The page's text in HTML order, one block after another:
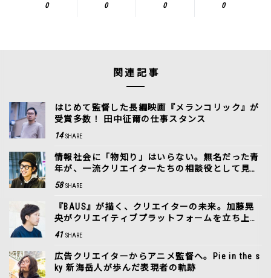
0 0 0 0
関連記事
はじめて監督した長編映画『メランコリック』が
受賞多数！ 田中征爾の仕事スタンス
14 SHARE
情報社会に「物知り」はいらない。無名だった青
年が、一流クリエイターたちの相談役として見つ
けた居場所
58 SHARE
『BAUS』が描く、クリエイターの未来。加藤晃
央がクリエイティブプラットフォームを立ち上げ
た理由
41 SHARE
広告クリエイターからアニメ監督へ。Pie in the s
ky 新海岳人が歩んだ表現者の軌跡